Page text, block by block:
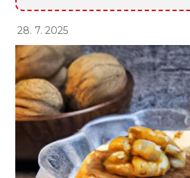
28. 7. 2025